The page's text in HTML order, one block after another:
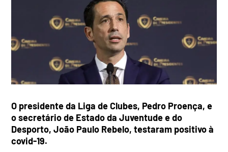
O presidente da Liga de Clubes, Pedro Proença, e
o secretário de Estado da Juventude e do
Desporto, João Paulo Rebelo, testaram positivo à
covid-19.